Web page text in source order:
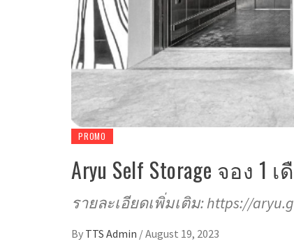
PROMO
Aryu Self Storage จอง 1
รายละเอียดเพิ่มเติม: https://
By TTS Admin /August 19, 2023